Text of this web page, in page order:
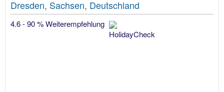
Dresden, Sachsen, Deutschland
4.6 - 90 % Weiterempfehlung